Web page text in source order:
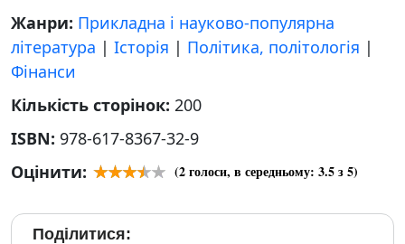
Жанри: Прикладна і науково-популярна
література | Історія | Політика, політологія |
Фінанси
Кількість сторінок: 200
ISBN: 978-617-8367-32-9
Оцінити:
(2голоси, в середньому: 3.5з 5)
Поділитися: